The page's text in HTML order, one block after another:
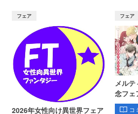
フェア
2026年女性向け異世界フェア
フェア
メル
念フェ
コ